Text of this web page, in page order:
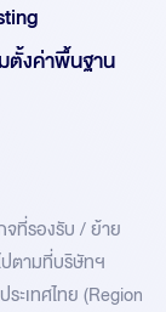
ตั้งค่าพื้นฐาน
จที่รองรับ / ย้าย
ปตามที่บริษัทฯ
ะเทศไทย (Region